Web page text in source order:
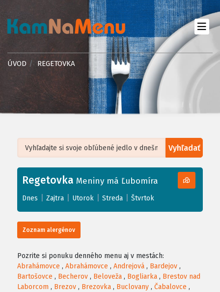
ÚVOD REGETOVKA
Vyhľadať
+
−
Leaflet| ©OpenStreetMap, Tiles courtesy ofHumanitarian OpenStreetMap
Regetovka Meniny má Ľubomíra
Dnes Zajtra Utorok Streda Štvrtok
Zoznam alergénov
Pozrite si ponuku denného menu aj v mestách:
Abrahámovce , Abrahámovce , Andrejová , Bardejov ,
Bartošovce , Becherov , Beloveža , Bogliarka , Brestov nad
Laborcom , Brezov , Brezovka , Buclovany , Čabalovce ,